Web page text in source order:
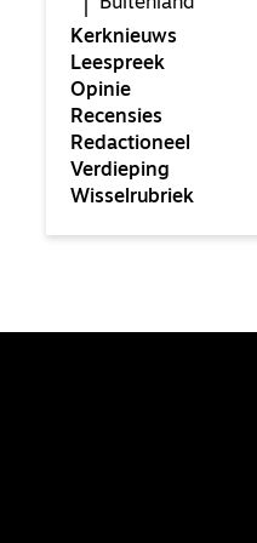
Kerknieuws
Leespreek
Opinie
Recensies
Redactioneel
Verdieping
Wisselrubriek